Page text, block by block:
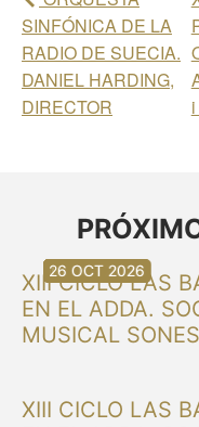
SINFÓNICA DE LA
RADIO DE SUECIA.
DANIEL HARDING,
DIRECTOR
XIII CICLO LAS
EN EL ADDA.
MUSICAL
30 AUG 2026
XIII CICLO LAS
30 AUG 2026
13 SEP 2026
20 SEP 2026
20 SEP 2026
26 SEP 2026
03 OCT 2026
16 OCT 2026
26 OCT 2026